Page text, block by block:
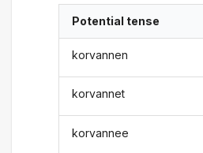
Potential tense
korvannen
korvannet
korvannee